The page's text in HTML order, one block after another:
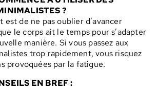
?
de ne pas oublier d’avancer
le corps ait le temps pour s’adapter
manière. Si vous passez aux
trop rapidement, vous risquez
provoquées par la fatigue.
EN BREF :